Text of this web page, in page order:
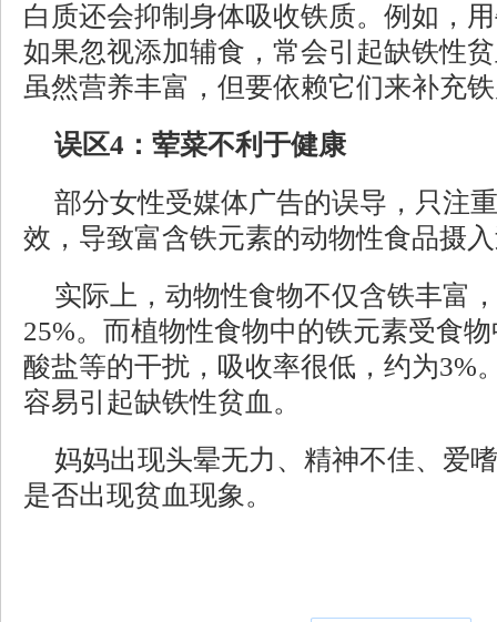
白质还会抑制身体吸收铁质。例如，
如果忽视添加辅食，常会引起缺铁性
虽然营养丰富，但要依赖它们来补充
误区4：荤菜不利于健康
部分女性受媒体广告的误导，只注
效，导致富含铁元素的动物性食品摄
实际上，动物性食物不仅含铁丰富
25%。而植物性食物中的铁元素受食
酸盐等的干扰，吸收率很低，约为3%
容易引起缺铁性贫血。
妈妈出现头晕无力、精神不佳、爱
是否出现贫血现象。